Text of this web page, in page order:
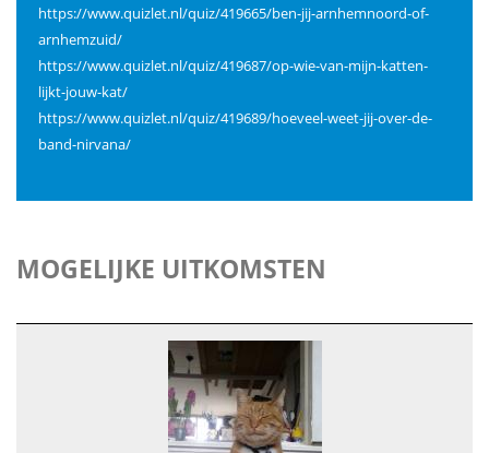
https://www.quizlet.nl/quiz/419665/ben-jij-arnhemnoord-of-
arnhemzuid/
https://www.quizlet.nl/quiz/419687/op-wie-van-mijn-katten-
lijkt-jouw-kat/
https://www.quizlet.nl/quiz/419689/hoeveel-weet-jij-over-de-
band-nirvana/
MOGELIJKE UITKOMSTEN